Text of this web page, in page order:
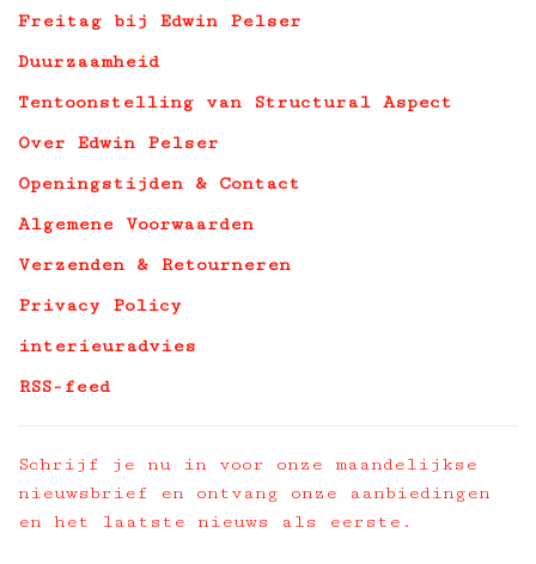
Freitag bij Edwin Pelser
Duurzaamheid
Tentoonstelling van Structural Aspect
Over Edwin Pelser
Openingstijden & Contact
Algemene Voorwaarden
Verzenden & Retourneren
Privacy Policy
interieuradvies
RSS-feed
Schrijf je nu in voor onze maandelijkse
nieuwsbrief en ontvang onze aanbiedingen
en het laatste nieuws als eerste.